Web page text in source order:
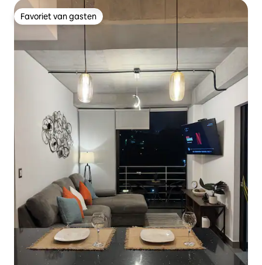
Favoriet van gasten
Favoriet van gasten